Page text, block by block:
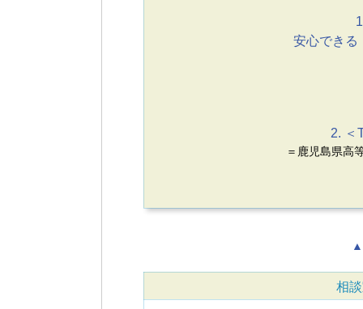
安心できる
2. ＜
＝鹿児島県高
▲
相